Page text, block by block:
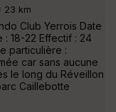
23 km
Club Yerrois Date
: 18-22 Effectif : 24
particulière :
car sans aucune
le long du Réveillon
Caillebotte